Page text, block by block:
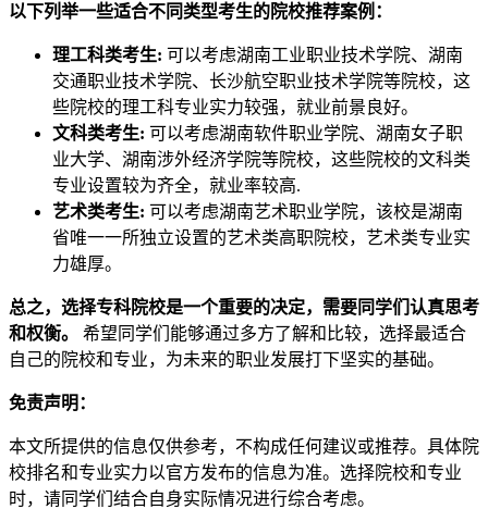
以下列举一些适合不同类型考生的院校推荐案例：
理工科类考生: 可以考虑湖南工业职业技术学院、湖南
交通职业技术学院、长沙航空职业技术学院等院校，这
些院校的理工科专业实力较强，就业前景良好。
文科类考生: 可以考虑湖南软件职业学院、湖南女子职
业大学、湖南涉外经济学院等院校，这些院校的文科类
专业设置较为齐全，就业率较高.
艺术类考生: 可以考虑湖南艺术职业学院，该校是湖南
省唯一一所独立设置的艺术类高职院校，艺术类专业实
力雄厚。
总之，选择专科院校是一个重要的决定，需要同学们认真思考
和权衡。
希望同学们能够通过多方了解和比较，选择最适合
自己的院校和专业，为未来的职业发展打下坚实的基础。
免责声明：
本文所提供的信息仅供参考，不构成任何建议或推荐。具体院
校排名和专业实力以官方发布的信息为准。选择院校和专业
时，请同学们结合自身实际情况进行综合考虑。